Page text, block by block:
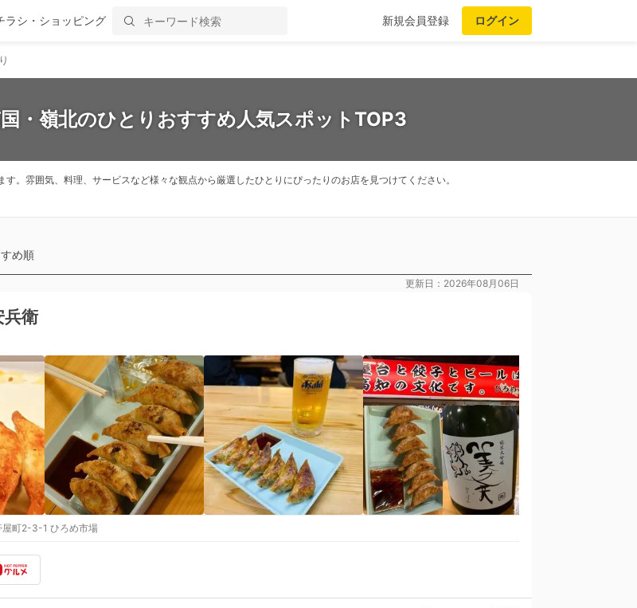
ラシ・ショッピング 新規会員登録 ログイン
・嶺北のひとりおすすめ人気スポットTOP3
。雰囲気、料理、サービスなど様々な観点から厳選したひとりにぴったりのお店を見つけてください。
め順
更新日：2026年08月06日
兵衛
屋町2-3-1 ひろめ市場